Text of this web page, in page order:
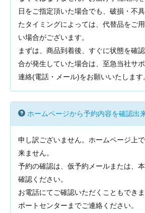
日をご指定頂いた場合でも、破損・不
たタイミングによっては、代替品をご
い場合がございます。
まずは、商品到着後、すぐに状態を確
合が発生していた場合は、至急当社サ
連絡(電話・メール)をお願いいたします
ホームページから予約内容を確認出
申し訳ございません。ホームページ上
来ません。
予約の確認は、仮予約メールまたは、
確認ください。
お電話にてご確認いただくこともでき
ポートセンターまでご連絡ください。